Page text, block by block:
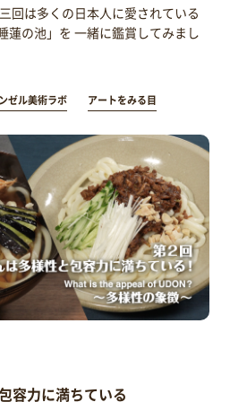
回は多くの日本人に愛されている
蓮の池」を 一緒に鑑賞してみまし
ゼル美術ラボ アートをみる目
容力に満ちている